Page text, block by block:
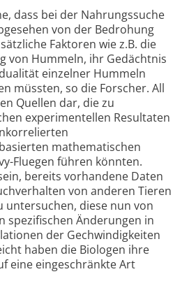
dass bei der Nahrungssuche
von der Bedrohung
Faktoren wie z.B. die
von Hummeln, ihr Gedächtnis
einzelner Hummeln
müssten, so die Forscher. All
Quellen dar, die zu
experimentellen Resultaten
mathematischen
Fluegen führen könnten.
bereits vorhandene Daten
von anderen Tieren
untersuchen, diese nun von
spezifischen Änderungen in
der Gechwindigkeiten
haben die Biologen ihre
eine eingeschränkte Art